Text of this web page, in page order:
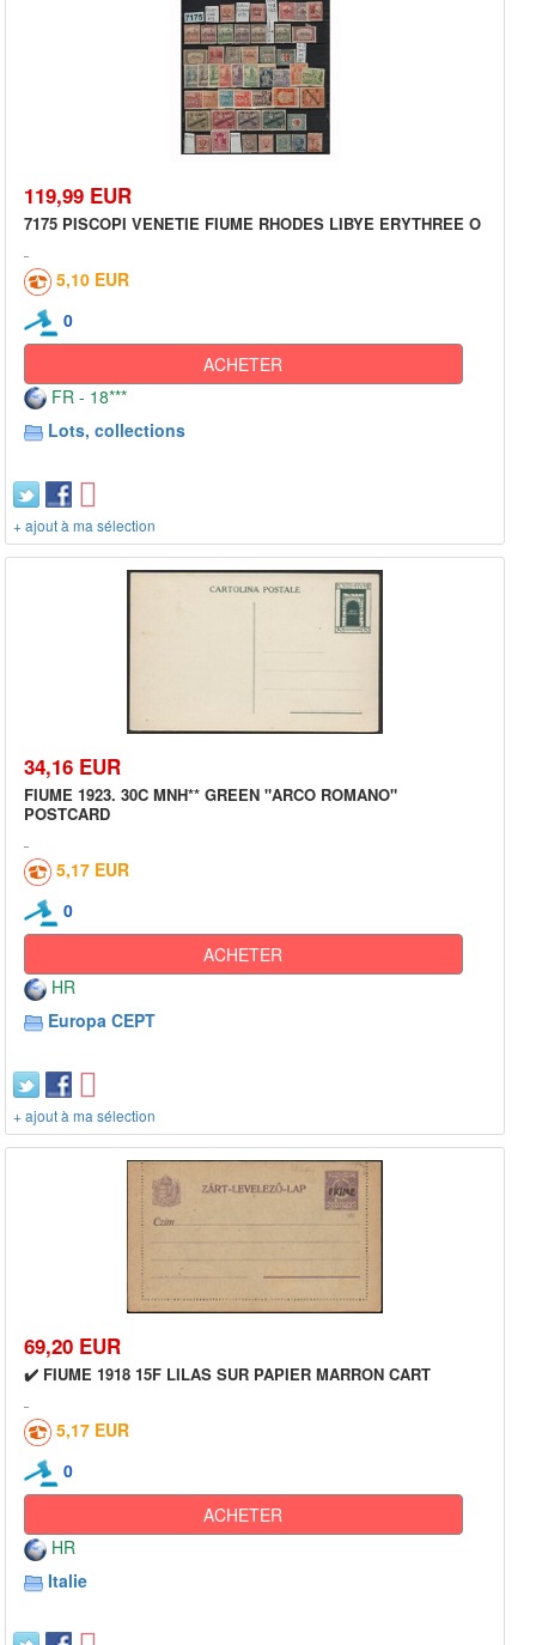
119,99 EUR
7175 PISCOPI VENETIE FIUME RHODES LIBYE ERYTHREE O
5,10 EUR
0
ACHETER
FR - 18***
Lots, collections
+ ajout à ma sélection
34,16 EUR
FIUME 1923. 30C MNH** GREEN "ARCO ROMANO"
POSTCARD
5,17 EUR
0
ACHETER
HR
Europa CEPT
+ ajout à ma sélection
69,20 EUR
✔️ FIUME 1918 15F LILAS SUR PAPIER MARRON CART
5,17 EUR
0
ACHETER
HR
Italie